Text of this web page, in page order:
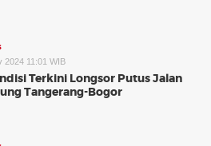
2024 11:01 WIB
Terkini Longsor Putus Jalan
Tangerang-Bogor